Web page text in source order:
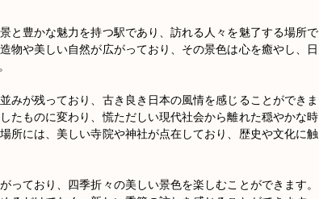
と豊かな魅力を持つ駅であり、訪れる人々を魅了する場所で
物や美しい自然が広がっており、その景色は心を癒やし、日
みが残っており、古き良き日本の風情を感じることができま
たものに変わり、慌ただしい現代社会から離れた穏やかな時
所には、美しい寺院や神社が点在しており、歴史や文化に触
っており、四季折々の美しい景色を楽しむことができます。